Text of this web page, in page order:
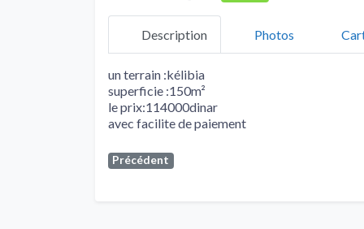
Description Photos
un terrain :kélibia
superficie :150m²
le prix:114000dinar
avec facilite de paiement
Précédent